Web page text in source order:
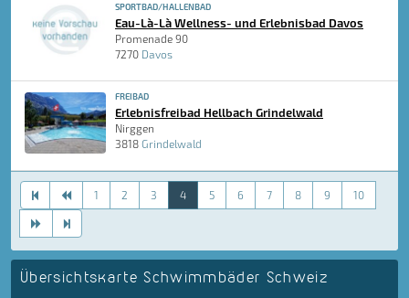
SPORTBAD/HALLENBAD
Eau-Là-Là Wellness- und Erlebnisbad Davos
Promenade 90
7270 Davos
FREIBAD
Erlebnisfreibad Hellbach Grindelwald
Nirggen
3818 Grindelwald
1 2 3 4 5 6 7 8 9 10
Übersichtskarte Schwimmbäder Schweiz